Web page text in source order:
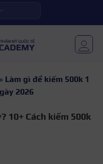
» Làm gì để kiếm 500k 1
2026
10+ Cách kiếm 500k